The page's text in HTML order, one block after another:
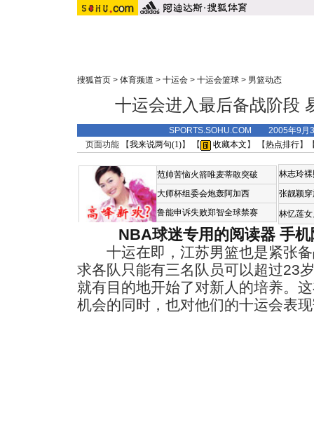
搜狐首页 > 体育频道 > 十运会 > 十运会篮球 > 男篮动态
十运会进入最后备战阶段
SPORTS.SOHU.COM 2005年9月
页面功能 【我来说两句(1)】 【 收藏本文 】 【热点排行】
范帅苦恼火箭唯麦蒂敢突破
大师杯组委会炮轰阿加西
鲁能申诉失败郑智全球禁赛
林志玲
张靓颖
林忆莲
NBA球迷专用的阅读器 手
十运在即，江苏男篮也是紧张备
求各队只能有三名队员可以超过23
就有目的地开始了对新人的培养。
机会的同时，也对他们的十运会表